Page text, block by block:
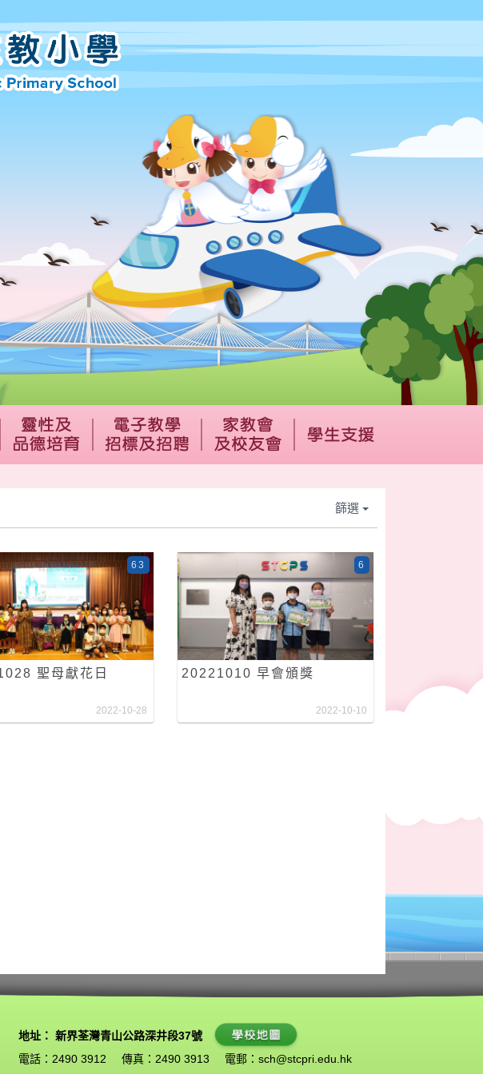
篩選
聖母獻花日
63
2022-10-28
20221010 早會頒獎
6
2022-10-10
地址： 新界荃灣青山公路深井段37號
電話：2490 3912
傳真：2490 3913 電郵： sch@stcpri.edu.hk